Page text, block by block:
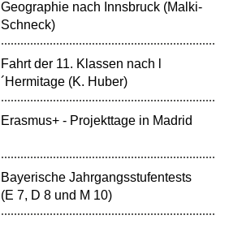
Geographie nach Innsbruck (Malki-
Schneck)
Fahrt der 11. Klassen nach l
´Hermitage (K. Huber)
Erasmus+ - Projekttage in Madrid
Bayerische Jahrgangsstufentests
(E 7, D 8 und M 10)